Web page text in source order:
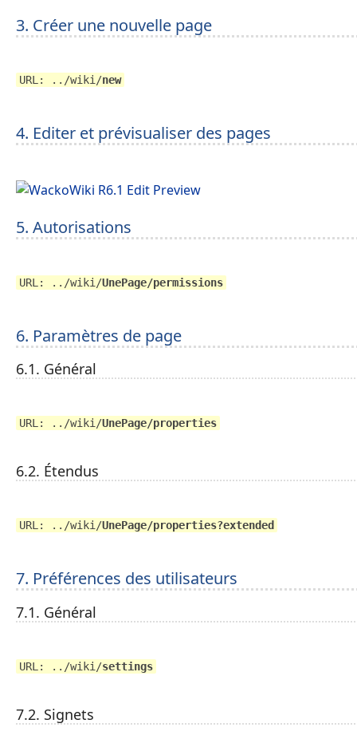
3. Créer une nouvelle page
URL: ../wiki/new
4. Editer et prévisualiser des pages
5. Autorisations
URL: ../wiki/UnePage/permissions
6. Paramètres de page
6.1. Général
URL: ../wiki/UnePage/properties
6.2. Étendus
URL: ../wiki/UnePage/properties?extended
7. Préférences des utilisateurs
7.1. Général
URL: ../wiki/settings
7.2. Signets